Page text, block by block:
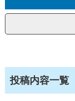
投稿内容一覧